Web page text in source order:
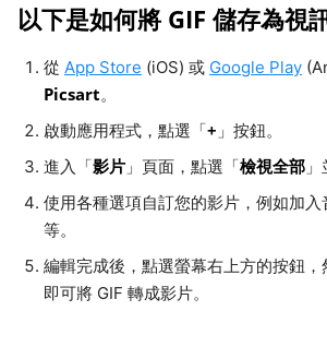
以下是如何將 GIF 儲存為視
從 App Store (iOS) 或 Google Play
Picsart。
啟動應用程式，點選「+ 」按鈕。
進入「影片 」頁面，點選「檢視全部
使用各種選項自訂您的影片，例如加
等。
編輯完成後，點選螢幕右上方的按鈕，
即可將 GIF 轉成影片。